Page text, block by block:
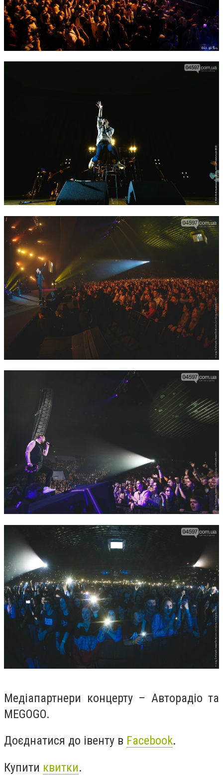
Медіапартнери концерту – Авторадіо та
MEGOGO.
Доєднатися до івенту в Facebook.
Купити квитки.